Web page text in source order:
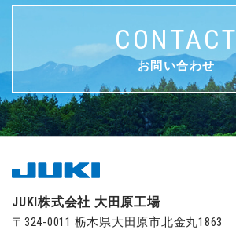
CONTACT
お問い合わせ
JUKI株式会社 大田原工場
〒 324-0011 栃木県大田原市北金丸1863